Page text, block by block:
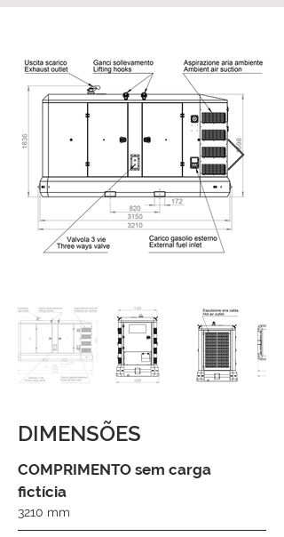
DIMENSÕES
COMPRIMENTO sem carga
fictícia
3210 mm